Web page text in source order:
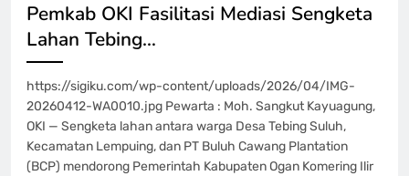
Pemkab OKI Fasilitasi Mediasi Sengketa
Lahan Tebing…
https://sigiku.com/wp-content/uploads/2026/04/IMG-
20260412-WA0010.jpg Pewarta : Moh. Sangkut Kayuagung,
OKI — Sengketa lahan antara warga Desa Tebing Suluh,
Kecamatan Lempuing, dan PT Buluh Cawang Plantation
(BCP) mendorong Pemerintah Kabupaten Ogan Komering Ilir